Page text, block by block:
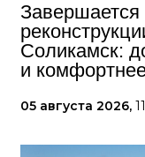
Завершается
Соликамск:
и
05 августа 2026,